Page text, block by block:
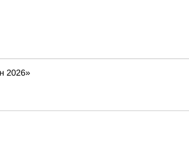
2026»